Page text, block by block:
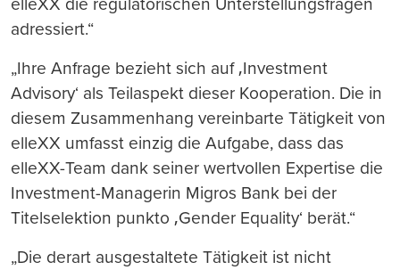
adressiert.“
„Ihre Anfrage bezieht sich auf ‚Investment
Advisory‘ als Teilaspekt dieser Kooperation. Die in
diesem Zusammenhang vereinbarte Tätigkeit von
elleXX umfasst einzig die Aufgabe, dass das
elleXX-Team dank seiner wertvollen Expertise die
Investment-Managerin Migros Bank bei der
Titelselektion punkto ‚Gender Equality‘ berät.“
„Die derart ausgestaltete Tätigkeit ist nicht